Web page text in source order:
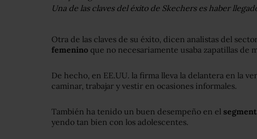
Una de las claves del éxito de Skechers es haber
Otra de las claves de su éxito, dicen analistas del
femenino que no necesariamente usaba zapatillas de
De hecho, en EE.UU. la firma lleva la delantera en la
caminar, trabajar y vestir en ocasiones informales.
También ha tenido un buen desempeño en el
yendo tan bien con los adolescentes.